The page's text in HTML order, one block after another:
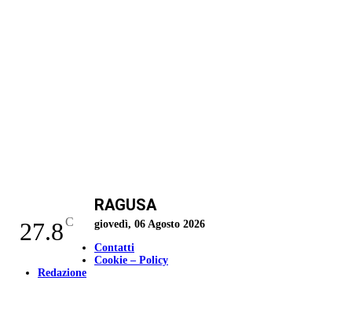
27.8C
RAGUSA
giovedì, 06 Agosto 2026
Contatti
Cookie – Policy
Redazione